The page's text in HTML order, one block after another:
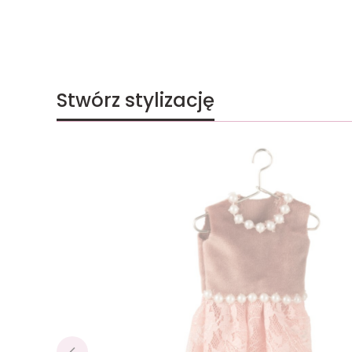
Stwórz stylizację